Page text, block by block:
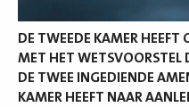
DE TWEEDE KAMER HEEFT
MET HET WETSVOORSTEL
DE TWEE INGEDIENDE
KAMER HEEFT NAAR